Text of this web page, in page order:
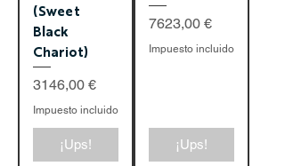
(Sweet
Black
Chariot)
Precio
3146,00 €
Impuesto incluido
¡Ups!
Precio
7623,00 €
Impuesto incluido
¡Ups!